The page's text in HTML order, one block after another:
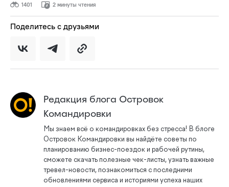
1401 2 минуты чтения
Поделитесь с друзьями
Редакция блога Островок
Командировки
Мы знаем всё о командировках без стресса! В блоге
Островок Командировки вы найдёте советы по
планированию бизнес-поездок и рабочей рутины,
сможете скачать полезные чек-листы, узнать важные
тревел-новости, познакомиться с последними
обновлениями сервиса и историями успеха наших